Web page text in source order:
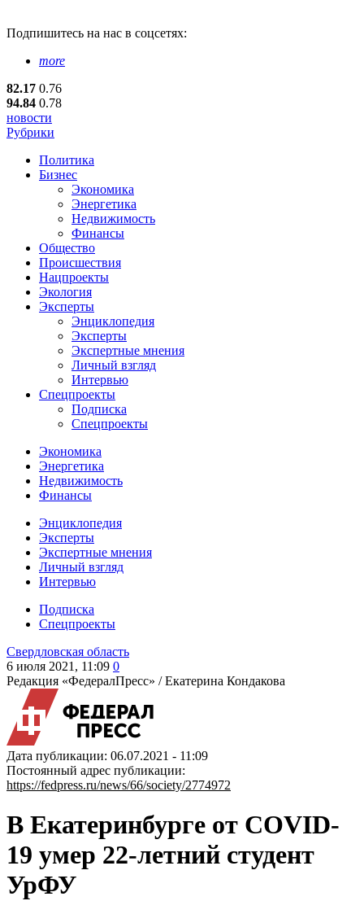
Подпишитесь на нас в соцсетях:
more
82.17 0.76
94.84 0.78
новости
Рубрики
Политика
Бизнес
Экономика
Энергетика
Недвижимость
Финансы
Общество
Происшествия
Нацпроекты
Экология
Эксперты
Энциклопедия
Эксперты
Экспертные мнения
Личный взгляд
Интервью
Спецпроекты
Подписка
Спецпроекты
Экономика
Энергетика
Недвижимость
Финансы
Энциклопедия
Эксперты
Экспертные мнения
Личный взгляд
Интервью
Подписка
Спецпроекты
Свердловская область
6 июля 2021, 11:09 0
Редакция «ФедералПресс» /Екатерина Кондакова
Дата публикации: 06.07.2021 - 11:09
Постоянный адрес публикации:
https://fedpress.ru/news/66/society/2774972
В Екатеринбурге от COVID-
19 умер 22-летний студент
УрФУ